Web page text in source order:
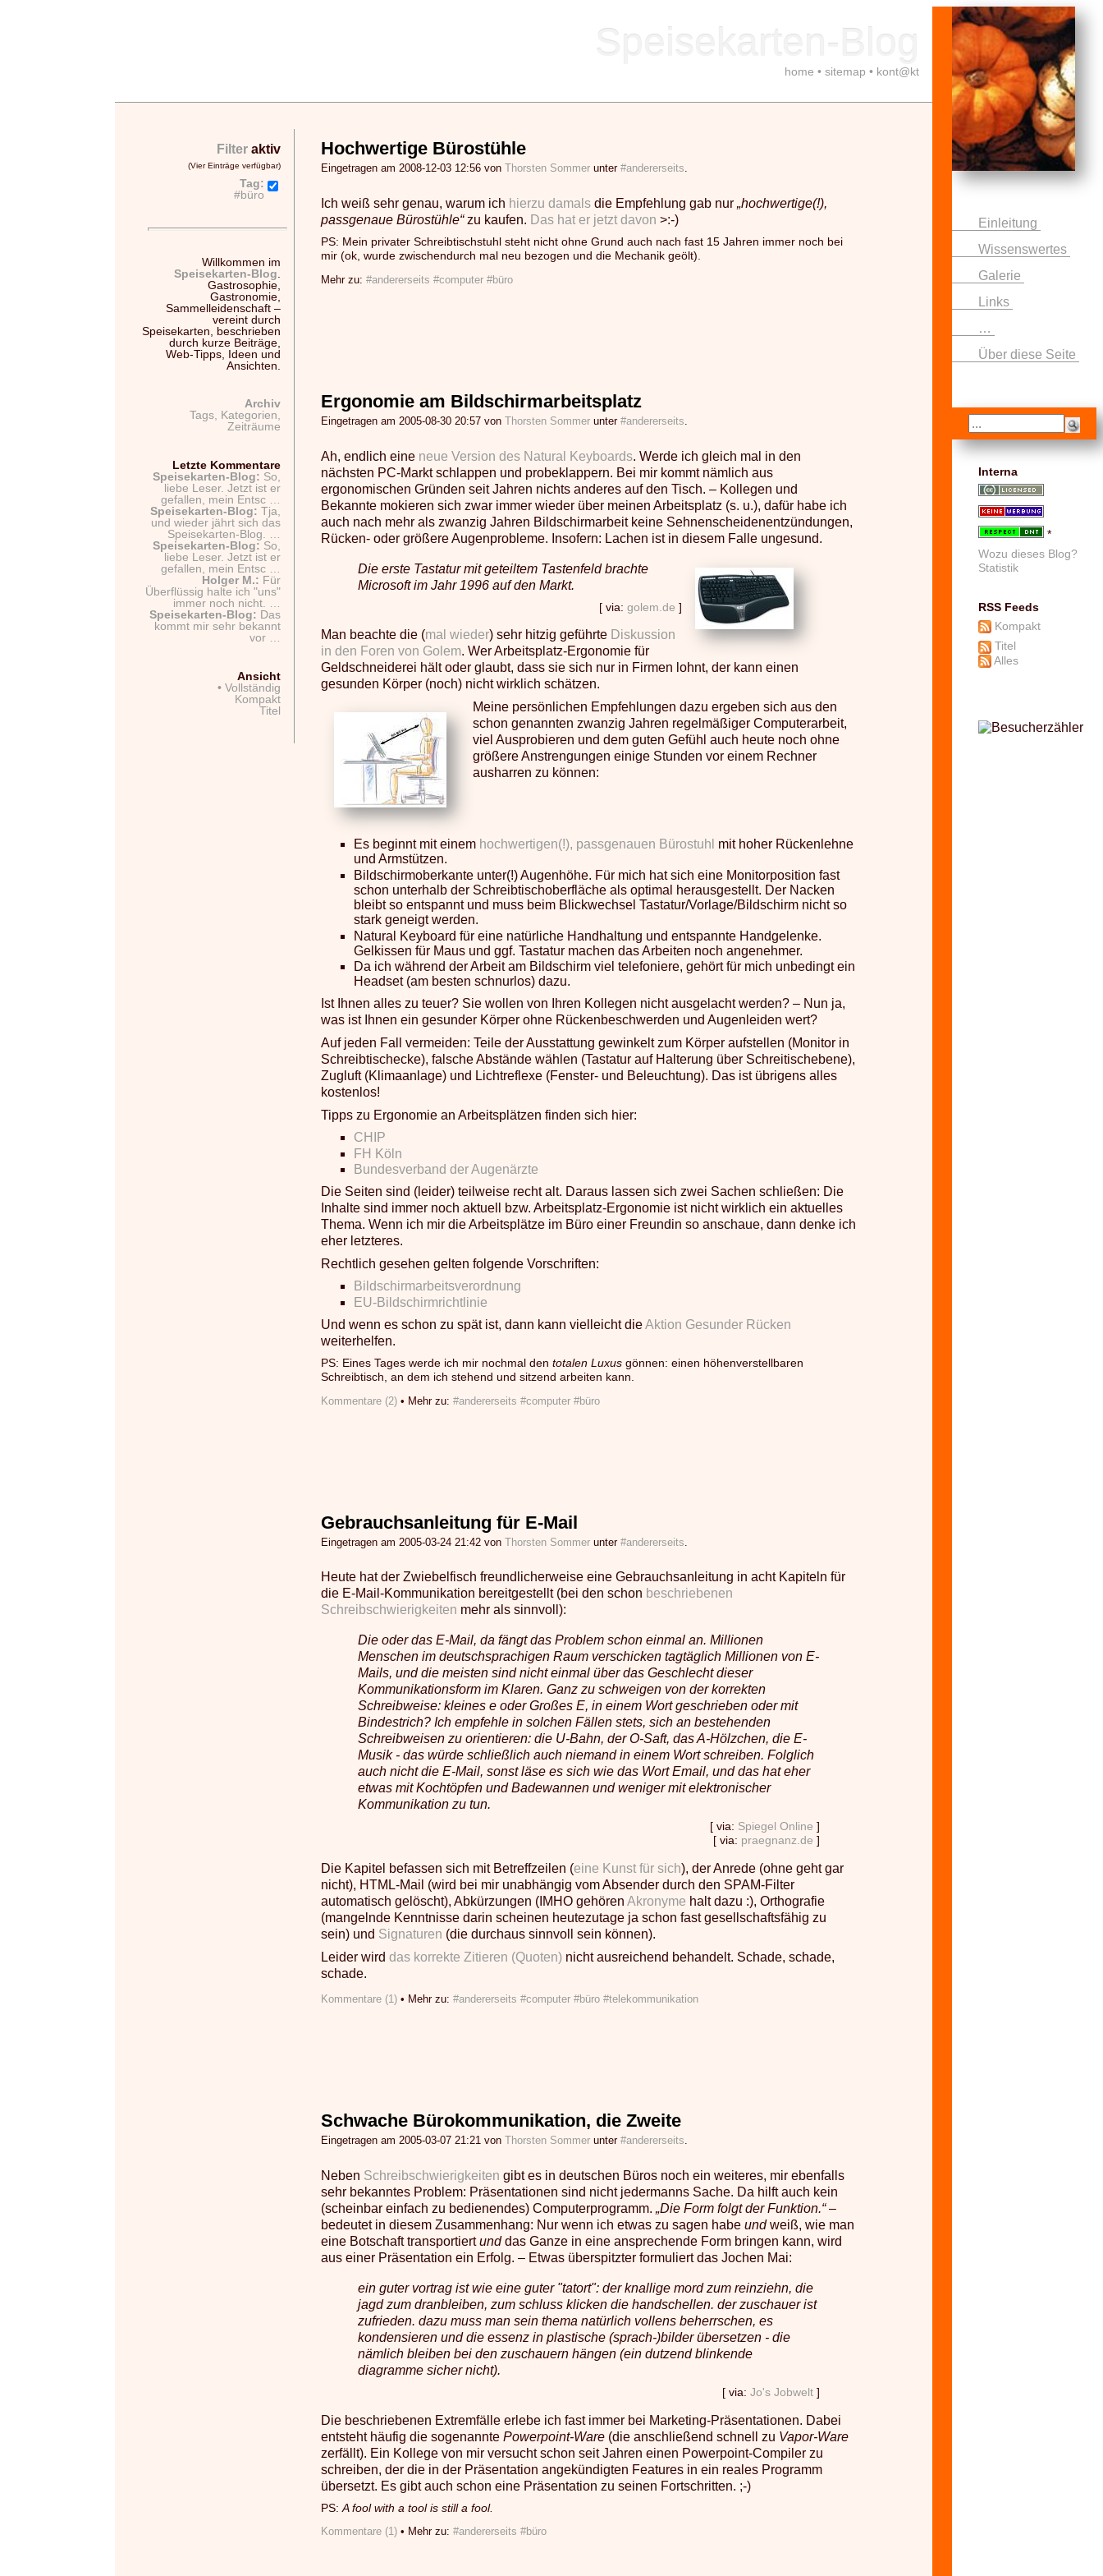
Einleitung
Wissenswertes
Galerie
Links
…
Über diese Seite
Interna
*
Wozu dieses Blog?
Statistik
RSS Feeds
Kompakt
Titel
Alles
Speisekarten-Blog
home • sitemap • kont@kt
Filter aktiv
(Vier Einträge verfügbar)
Tag:
#büro
Willkommen im
Speisekarten-Blog
Gastrosophie,
Gastronomie,
Sammelleidenschaft –
vereint durch
Speisekarten, beschrieben
durch kurze Beiträge,
Web-Tipps, Ideen und
Ansichten.
Archiv
Tags, Kategorien,
Zeiträume
Letzte Kommentare
Speisekarten-Blog: So,
liebe Leser. Jetzt ist er
gefallen, mein Entsc …
Speisekarten-Blog: Tja,
und wieder jährt sich das
Speisekarten-Blog. …
Speisekarten-Blog: So,
liebe Leser. Jetzt ist er
gefallen, mein Entsc …
Holger M.: Für
Überflüssig halte ich "uns"
immer noch nicht. …
Speisekarten-Blog: Das
kommt mir sehr bekannt
vor …
Ansicht
• Vollständig
Kompakt
Titel
Hochwertige Bürostühle
Eingetragen am 2008-12-03 12:56 vonThorsten Sommer unter#andererseits.
Ich weiß sehr genau, warum ich hierzu damals die Empfehlung gab nur„hochwertige(!),
passgenaue Bürostühle“zu kaufen. Das hat er jetzt davon >:-)
PS: Mein privater Schreibtischstuhl steht nicht ohne Grund auch nach fast 15 Jahren immer noch bei
mir (ok, wurde zwischendurch mal neu bezogen und die Mechanik geölt).
Mehr zu:#andererseits #computer #büro
Ergonomie am Bildschirmarbeitsplatz
Eingetragen am 2005-08-30 20:57 vonThorsten Sommer unter#andererseits
Ah, endlich eine neue Version des Natural Keyboards. Werde ich gleich mal in den
nächsten PC-Markt schlappen und probeklappern. Bei mir kommt nämlich aus
ergonomischen Gründen seit Jahren nichts anderes auf den Tisch. – Kollegen und
Bekannte mokieren sich zwar immer wieder über meinen Arbeitsplatz (s. u.), dafür habe ich
auch nach mehr als zwanzig Jahren Bildschirmarbeit keine Sehnenscheidenentzündungen,
Rücken- oder größere Augenprobleme. Insofern: Lachen ist in diesem Falle ungesund.
Die erste Tastatur mit geteiltem Tastenfeld brachte
Microsoft im Jahr 1996 auf den Markt.
[ via: golem.de ]
Man beachte die (mal wieder) sehr hitzig geführte Diskussion
in den Foren von Golem. Wer Arbeitsplatz-Ergonomie für
Geldschneiderei hält oder glaubt, dass sie sich nur in Firmen lohnt, der kann einen
gesunden Körper (noch) nicht wirklich schätzen.
Meine persönlichen Empfehlungen dazu ergeben sich aus den
schon genannten zwanzig Jahren regelmäßiger Computerarbeit,
viel Ausprobieren und dem guten Gefühl auch heute noch ohne
größere Anstrengungen einige Stunden vor einem Rechner
ausharren zu können:
Es beginnt mit einem hochwertigen(!), passgenauen Bürostuhl mit hoher Rückenlehne
und Armstützen.
Bildschirmoberkante unter(!) Augenhöhe. Für mich hat sich eine Monitorposition fast
schon unterhalb der Schreibtischoberfläche als optimal herausgestellt. Der Nacken
bleibt so entspannt und muss beim Blickwechsel Tastatur/Vorlage/Bildschirm nicht so
stark geneigt werden.
Natural Keyboard für eine natürliche Handhaltung und entspannte Handgelenke.
Gelkissen für Maus und ggf. Tastatur machen das Arbeiten noch angenehmer.
Da ich während der Arbeit am Bildschirm viel telefoniere, gehört für mich unbedingt ein
Headset (am besten schnurlos) dazu.
Ist Ihnen alles zu teuer? Sie wollen von Ihren Kollegen nicht ausgelacht werden? – Nun ja,
was ist Ihnen ein gesunder Körper ohne Rückenbeschwerden und Augenleiden wert?
Auf jeden Fall vermeiden: Teile der Ausstattung gewinkelt zum Körper aufstellen (Monitor in
Schreibtischecke), falsche Abstände wählen (Tastatur auf Halterung über Schreitischebene),
Zugluft (Klimaanlage) und Lichtreflexe (Fenster- und Beleuchtung). Das ist übrigens alles
kostenlos!
Tipps zu Ergonomie an Arbeitsplätzen finden sich hier:
CHIP
FH Köln
Bundesverband der Augenärzte
Die Seiten sind (leider) teilweise recht alt. Daraus lassen sich zwei Sachen schließen: Die
Inhalte sind immer noch aktuell bzw. Arbeitsplatz-Ergonomie ist nicht wirklich ein aktuelles
Thema. Wenn ich mir die Arbeitsplätze im Büro einer Freundin so anschaue, dann denke ich
eher letzteres.
Rechtlich gesehen gelten folgende Vorschriften:
Bildschirmarbeitsverordnung
EU-Bildschirmrichtlinie
Und wenn es schon zu spät ist, dann kann vielleicht dieAktion Gesunder Rücken
weiterhelfen.
PS: Eines Tages werde ich mir nochmal dentotalen Luxus gönnen: einen höhenverstellbaren
Schreibtisch, an dem ich stehend und sitzend arbeiten kann.
Kommentare (2)• Mehr zu:#andererseits #computer #büro
Gebrauchsanleitung für E-Mail
Eingetragen am 2005-03-24 21:42 vonThorsten Sommer unter#andererseits
Heute hat der Zwiebelfisch freundlicherweise eine Gebrauchsanleitung in acht Kapiteln für
die E-Mail-Kommunikation bereitgestellt (bei den schon beschriebenen
Schreibschwierigkeiten mehr als sinnvoll):
Die oder das E-Mail, da fängt das Problem schon einmal an. Millionen
Menschen im deutschsprachigen Raum verschicken tagtäglich Millionen von E-
Mails, und die meisten sind nicht einmal über das Geschlecht dieser
Kommunikationsform im Klaren. Ganz zu schweigen von der korrekten
Schreibweise: kleines e oder Großes E, in einem Wort geschrieben oder mit
Bindestrich? Ich empfehle in solchen Fällen stets, sich an bestehenden
Schreibweisen zu orientieren: die U-Bahn, der O-Saft, das A-Hölzchen, die E-
Musik - das würde schließlich auch niemand in einem Wort schreiben. Folglich
auch nicht die E-Mail, sonst läse es sich wie das Wort Email, und das hat eher
etwas mit Kochtöpfen und Badewannen und weniger mit elektronischer
Kommunikation zu tun.
[ via: Spiegel Online ]
[ via: praegnanz.de ]
Die Kapitel befassen sich mit Betreffzeilen (eine Kunst für sich), der Anrede (ohne geht gar
nicht), HTML-Mail (wird bei mir unabhängig vom Absender durch den SPAM-Filter
automatisch gelöscht), Abkürzungen (IMHO gehörenAkronyme halt dazu :), Orthografie
(mangelnde Kenntnisse darin scheinen heutezutage ja schon fast gesellschaftsfähig zu
sein) und Signaturen (die durchaus sinnvoll sein können).
Leider wirddas korrekte Zitieren (Quoten) nicht ausreichend behandelt. Schade, schade,
schade.
Kommentare (1)• Mehr zu:#andererseits #computer #büro #telekommunikation
Schwache Bürokommunikation, die Zweite
Eingetragen am 2005-03-07 21:21 vonThorsten Sommer unter#andererseits.
Neben Schreibschwierigkeiten gibt es in deutschen Büros noch ein weiteres, mir ebenfalls
sehr bekanntes Problem: Präsentationen sind nicht jedermanns Sache. Da hilft auch kein
(scheinbar einfach zu bedienendes) Computerprogramm.„Die Form folgt der Funktion.“–
bedeutet in diesem Zusammenhang: Nur wenn ich etwas zu sagen habeundweiß, wie man
eine Botschaft transportiertunddas Ganze in eine ansprechende Form bringen kann, wird
aus einer Präsentation ein Erfolg. – Etwas überspitzter formuliert das Jochen Mai:
ein guter vortrag ist wie eine guter "tatort": der knallige mord zum reinziehn, die
jagd zum dranbleiben, zum schluss klicken die handschellen. der zuschauer ist
zufrieden. dazu muss man sein thema natürlich vollens beherrschen, es
kondensieren und die essenz in plastische (sprach-)bilder übersetzen - die
nämlich bleiben bei den zuschauern hängen (ein dutzend blinkende
diagramme sicher nicht).
[ via: Jo's Jobwelt]
Die beschriebenen Extremfälle erlebe ich fast immer bei Marketing-Präsentationen. Dabei
entsteht häufig die sogenanntePowerpoint-Ware (die anschließend schnell zu Vapor-Ware
zerfällt). Ein Kollege von mir versucht schon seit Jahren einen Powerpoint-Compiler zu
schreiben, der die in der Präsentation angekündigten Features in ein reales Programm
übersetzt. Es gibt auch schon eine Präsentation zu seinen Fortschritten. ;-)
PS:A fool with a tool is still a fool.
Kommentare (1)• Mehr zu:#andererseits #büro